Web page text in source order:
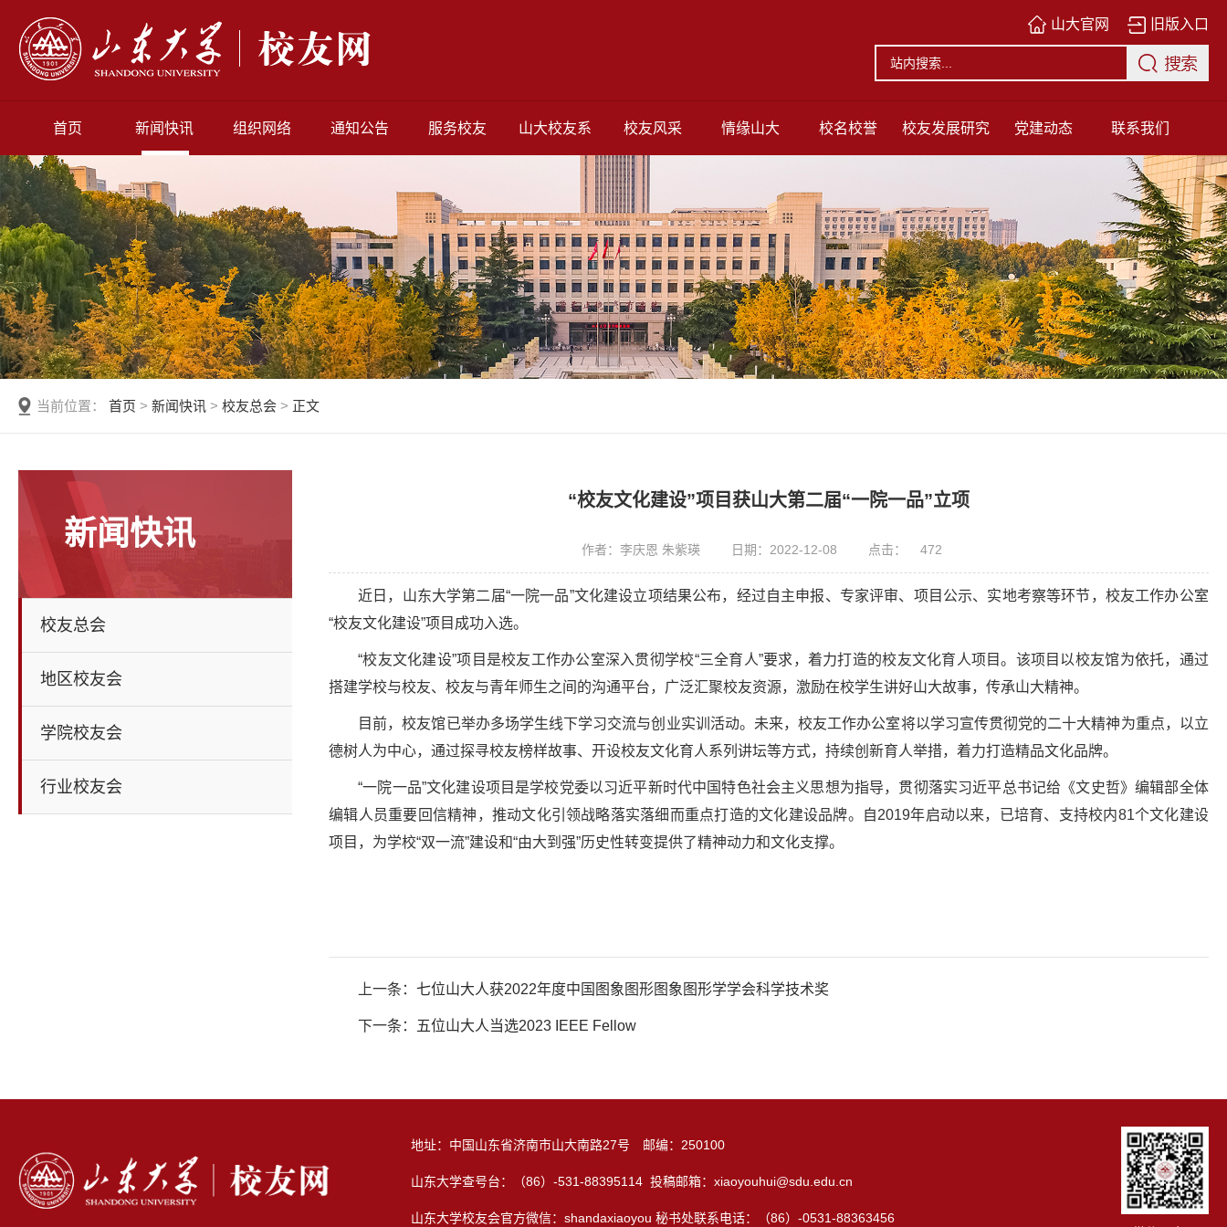
山大官网 旧版入口
首页 新闻快讯 组织网络 通知公告 服务校友 山大校友系 校友风采 情缘山大 校名校誉 校友发展研究 党建动态 联系我们
当前位置：首页 >新闻快讯 >校友总会 > 正文
新闻快讯
校友总会
地区校友会
学院校友会
行业校友会
“校友文化建设”项目获山大第二届“一院一品”立项
作者：李庆恩 朱紫瑛 日期：2022-12-08 点击： 472
近日，山东大学第二届“一院一品”文化建设立项结果公布，经过自主申报、专家评审、项目公示、实地考察等环节，校友工作办公室
“校友文化建设”项目成功入选。
“校友文化建设”项目是校友工作办公室深入贯彻学校“三全育人”要求，着力打造的校友文化育人项目。该项目以校友馆为依托，通过
搭建学校与校友、校友与青年师生之间的沟通平台，广泛汇聚校友资源，激励在校学生讲好山大故事，传承山大精神。
目前，校友馆已举办多场学生线下学习交流与创业实训活动。未来，校友工作办公室将以学习宣传贯彻党的二十大精神为重点，以立
德树人为中心，通过探寻校友榜样故事、开设校友文化育人系列讲坛等方式，持续创新育人举措，着力打造精品文化品牌。
“一院一品”文化建设项目是学校党委以习近平新时代中国特色社会主义思想为指导，贯彻落实习近平总书记给《文史哲》编辑部全体
编辑人员重要回信精神，推动文化引领战略落实落细而重点打造的文化建设品牌。自2019年启动以来，已培育、支持校内81个文化建设
项目，为学校“双一流”建设和“由大到强”历史性转变提供了精神动力和文化支撑。
上一条：七位山大人获2022年度中国图象图形图象图形学学会科学技术奖
下一条： 五位山大人当选2023 IEEE Fellow
地址：中国山东省济南市山大南路27号 邮编：250100
山东大学查号台：（86）-531-88395114 投稿邮箱：xiaoyouhui@sdu.edu.cn
山东大学校友会官方微信：shandaxiaoyou 秘书处联系电话：（86）-0531-88363456